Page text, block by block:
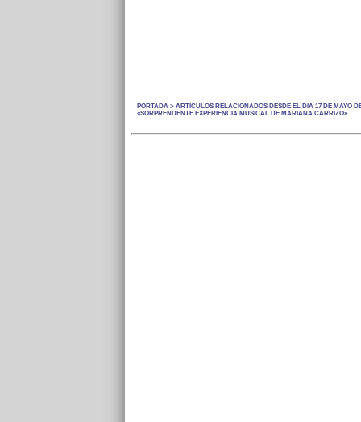
PORTADA > ARTÍCULOS RELACIONADOS DESDE EL DÍA 17 DE MAYO
«SORPRENDENTE EXPERIENCIA MUSICAL DE MARIANA CARRIZO»